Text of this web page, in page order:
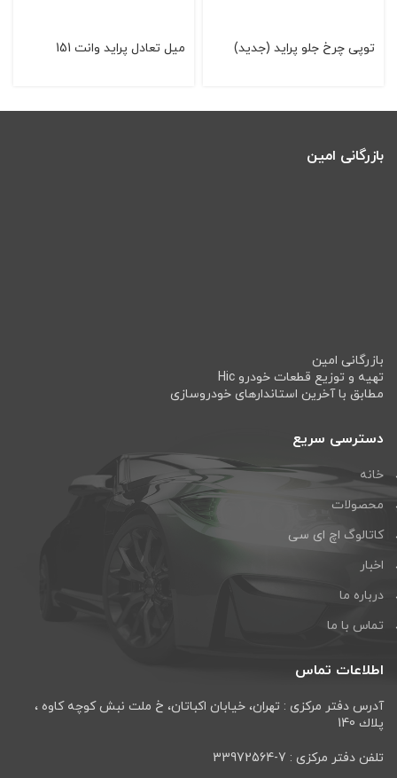
توپی چرخ جلو پرايد (جديد) میل تعادل پراید وانت 151
بازرگانی امین
بازرگانی امین
تهیه و توزیع قطعات خودرو Hic
مطابق با آخرین استاندارهای خودروسازی
دسترسی سریع
خانه
محصولات
کاتالوگ اچ ای سی
اخبار
درباره ما
تماس با ما
اطلاعات تماس
آدرس دفتر مرکزی : تهران، خيابان اكباتان، خ ملت نبش كوچه كاوه ،
پلاك 140
تلفن دفتر مرکزی : 7-33972564